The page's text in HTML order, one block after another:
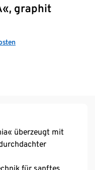
graphit
überzeugt mit